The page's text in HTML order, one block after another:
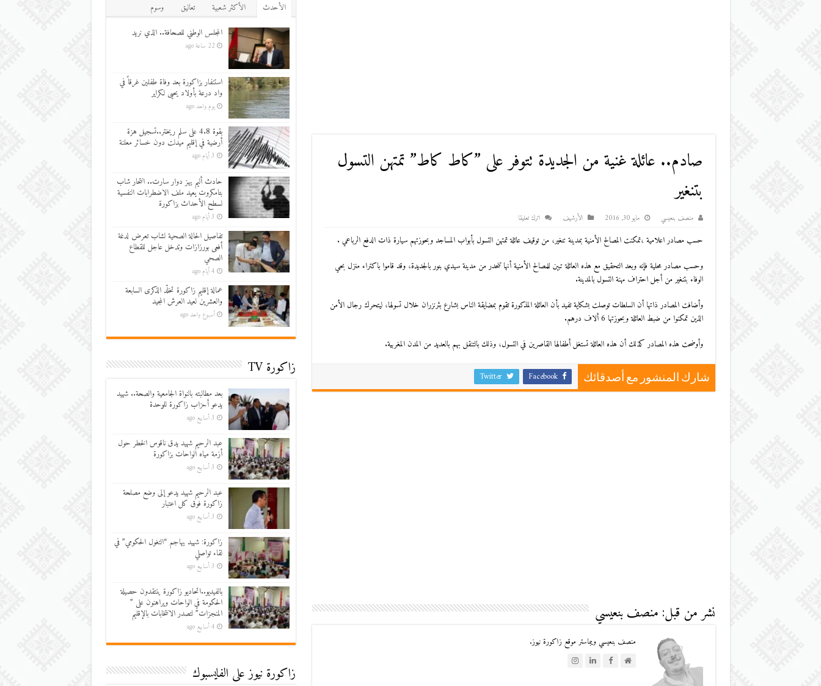
صادم.. عائلة غنية من الجديدة تتوفر على ”كاط كاط” تمتهن التسول
بتنغير
منصف بنعيسي مايو 30, 2016 اﻷرشيف اترك تعليقا
حسب مصادر اعلامية ،تمكنت المصالح الأمنية بمدينة تنغير، من توقيف عائلة تمتهن التسول بأبواب المساجد وبحوزتهم سيارة ذات الدفع الرباعي .
وحسب مصادر محلية فإنه وبعد التحقيق مع هذه العائلة تبين للمصالح الأمنية أنها تنحدر من مدينة سيدي بنور بالجديدة، وقد قاموا باكتراء منزل بحي
الوفاء بتنغير من أجل احتراف مهنة التسول بالمدينة.
وأضافت المصادر ذاتها أن السلطات توصلت بشكاية تفيد بأن العائلة المذكورة تقوم بمضايقة الناس بشارع بئرنزران خلال تسولها، ليتحرك رجال الأمن
الذين تمكنوا من ضبط العائلة وبحوزتها 6 ألاف درهم.
وأوضحت هذه المصادر كذلك أن هذه العائلة تستغل أطفالها القاصرين في التسول، وذلك بالتنقل بهم بالعديد من المدن المغربية.
شارك المنشور مع أصدقائك Facebook
Twitter
نشر من قبل: منصف بنعيسي
منصف بنعيسي ويبماستر موقع زاكورة نيوز.
اﻷحدث اﻷكثر شعبية تعاليق
وسوم
المجلس الوطني للصحافة.. الذي نريد
22 ساعة ago
استنفار بزاكورة بعد وفاة طفلين غرقاً في
واد درعة بأولاد يحيى لكراير
يوم واحد ago
بقوة 4.8 على سلم ريختر..تسجيل هزة
أرضية في إقليم ميدلت دون خسائر معلنة
3 أيام ago
حادث أليم يهز دوار سارت.. انتحار شاب
بتامكروت يعيد ملف الاضطرابات النفسية
لسطح الأحداث بزاكورة
3 أيام ago
تفاصيل الحالة الصحية لشاب تعرض لدغة
أفعى بورزازات وتدخل عاجل للقطاع
الصحي
4 أيام ago
عمالة إقليم زاكورة تخلّد الذكرى السابعة
والعشرين لعيد العرش المجيد
أسبوع واحد ago
زاكورة TV
بعد مطالبته بالنواة الجامعية والصحة.. شهيد
يدعو أحزاب زاكورة للوحدة
3 أسابيع ago
عبد الرحيم شهيد يدق ناقوس الخطر حول
أزمة مياه الواحات بزاكورة
3 أسابيع ago
عبد الرحيم شهيد يدعو إلى وضع مصلحة
زاكورة فوق كل اعتبار
3 أسابيع ago
زاكورة: شهيد يهاجم “التغول الحكومي” في
لقاء تواصلي
3 أسابيع ago
بالفيديو..اتحاديو زاكورة ينتقدون حصيلة
الحكومة في الواحات ويراهنون على ”
المنجزات” لتصدر الانتخابات بالإقليم
4 أسابيع ago
زاكورة نيوز على الفايسبوك